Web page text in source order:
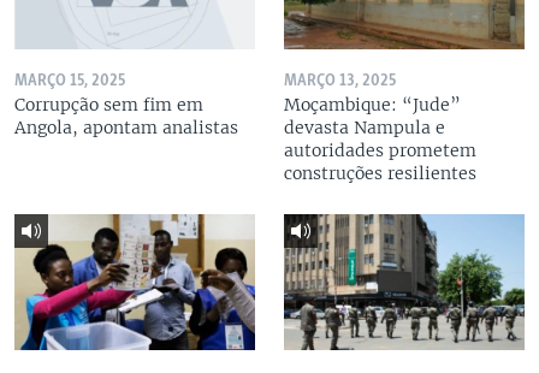
MARÇO 15, 2025
Corrupção sem fim em
Angola, apontam analistas
MARÇO 13, 2025
Moçambique: “Jude”
devasta Nampula e
autoridades prometem
construções resilientes